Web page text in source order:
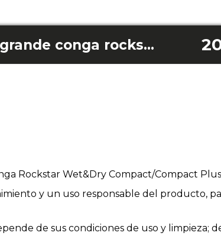
Base de aspiración grande conga rockstar wet&dry compact/compact plus/steel/steel max/steel pro
Rockstar Wet&Dry Compact/Compact
y un uso responsable del producto,
de sus condiciones de uso y limpieza;